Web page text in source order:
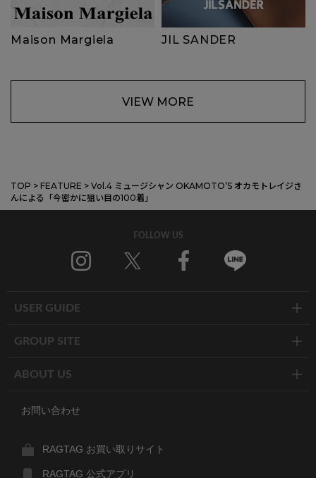
Maison Margiela JIL SANDER
VIEW MORE
TOP > FEATURE > Vol.4 ミュージシャン OKAMOTO’S オカモトレイジさ
んによる「今密かに狙い目の100着」
FOLLOW US
USER GUIDE
GROUP SITE
ABOUT US
お問い合わせ
RAGTAG お買い取りサイト
RAGTAG 公式アプリ